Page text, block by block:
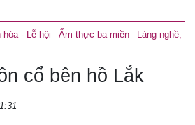
hóa - Lễ hội Ẩm thực ba miền
Làng nghề,
cổ bên hồ Lắk